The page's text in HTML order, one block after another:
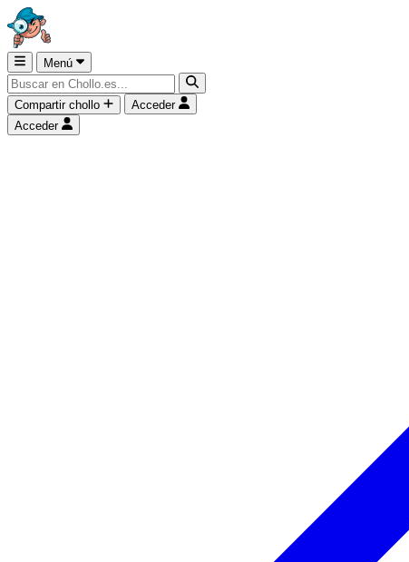
Menú
Compartir chollo
Acceder
Acceder